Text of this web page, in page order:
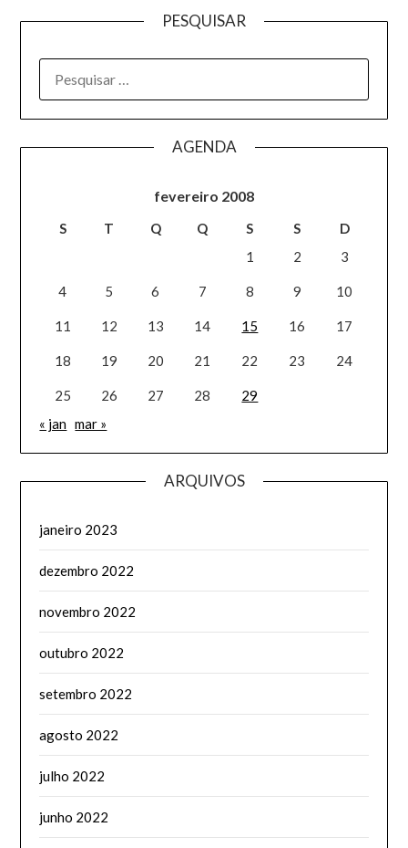
PESQUISAR
AGENDA
fevereiro 2008
S T Q Q S S
D
1
2 3
4 5 6 7 8 9 10
11 12 13 14 15 16 17
18 19 20 21 22 23 24
25 26 27 28
29
« jan mar »
ARQUIVOS
janeiro 2023
dezembro 2022
novembro 2022
outubro 2022
setembro 2022
agosto 2022
julho 2022
junho 2022